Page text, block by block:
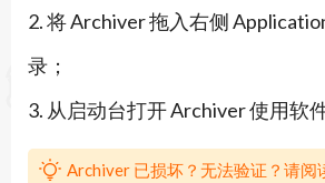
Tar Bzip2 .tar.bz2 .tbz
Tar Z .tar.Z
CPIO .cpio
Archiver .archiver
2. 将 Archiver 拖入右侧
录；
3. 从启动台打开 Archiver 使用软件
Archiver 已损坏？无法验证？请阅